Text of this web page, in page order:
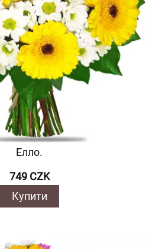
Елло.
749 CZK
Купити